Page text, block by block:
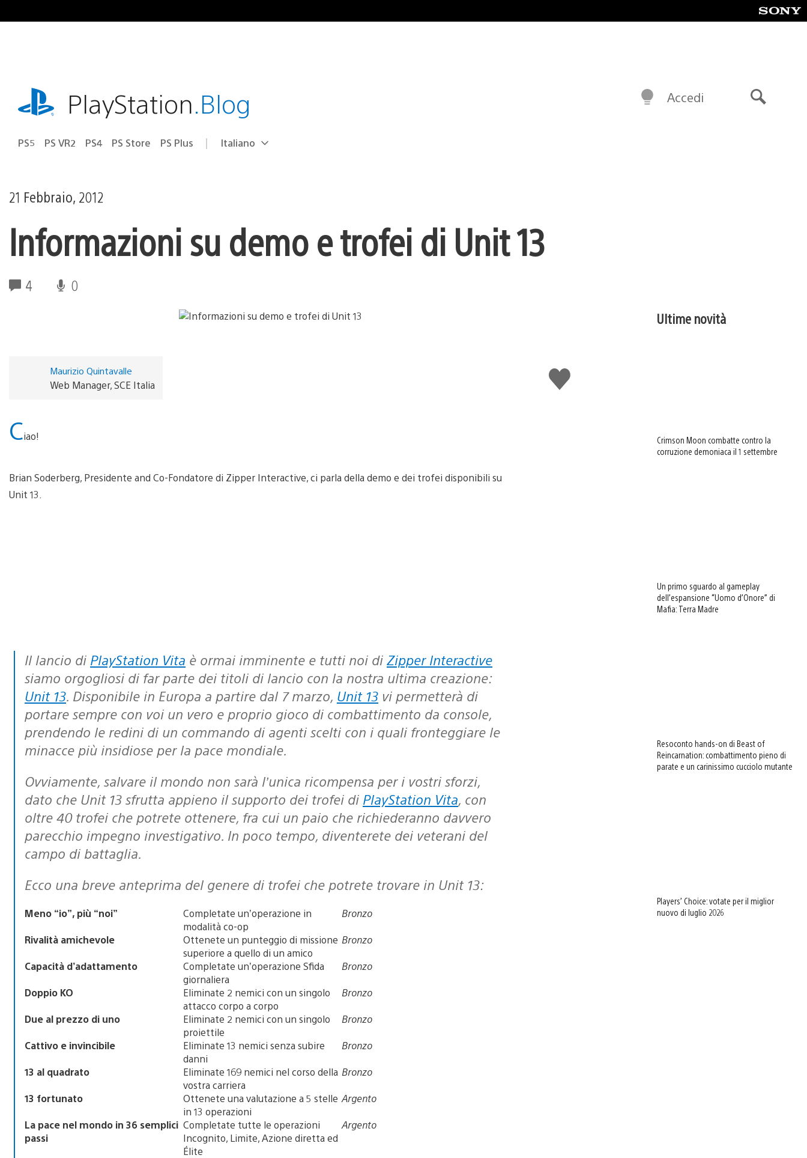
al
playstation.comPlayStation.Blog
PS5 PS VR2 PS4 PS Store PS Plus Seleziona
Regione
Italiano
Accedi
21 Febbraio, 2012
Informazioni su demo e trofei di Unit 13
4 0
Mi
piace
Maurizio Quintavalle
Web Manager, SCE Italia
Ciao!
Brian Soderberg, Presidente and Co-Fondatore di Zipper Interactive, ci parla della demo e dei trofei disponibili su
Unit 13.
Il lancio di PlayStation Vita è ormai imminente e tutti noi di Zipper Interactive
siamo orgogliosi di far parte dei titoli di lancio con la nostra ultima creazione:
Unit 13. Disponibile in Europa a partire dal 7 marzo, Unit 13 vi permetterà di
portare sempre con voi un vero e proprio gioco di combattimento da console,
prendendo le redini di un commando di agenti scelti con i quali fronteggiare le
minacce più insidiose per la pace mondiale.
Ovviamente, salvare il mondo non sarà l’unica ricompensa per i vostri sforzi,
dato che Unit 13 sfrutta appieno il supporto dei trofei di PlayStation Vita, con
oltre 40 trofei che potrete ottenere, fra cui un paio che richiederanno davvero
parecchio impegno investigativo. In poco tempo, diventerete dei veterani del
campo di battaglia.
Ecco una breve anteprima del genere di trofei che potrete trovare in Unit 13:
Meno “io”, più “noi”
Completate un’operazione in
modalità co-op
Bronzo
Rivalità amichevole
Ottenete un punteggio di missione
superiore a quello di un amico
Bronzo
Capacità d’adattamento
Completate un’operazione Sfida
giornaliera
Bronzo
Doppio KO
Eliminate 2 nemici con un singolo
attacco corpo a corpo
Bronzo
Due al prezzo di uno
Eliminate 2 nemici con un singolo
proiettile
Bronzo
Cattivo e invincibile
Eliminate 13 nemici senza subire
danni
Bronzo
13 al quadrato
Eliminate 169 nemici nel corso della
vostra carriera
Bronzo
13 fortunato
Ottenete una valutazione a 5 stelle
in 13 operazioni
Argento
La pace nel mondo in 36 semplici
passi
Completate tutte le operazioni
Incognito, Limite, Azione diretta ed
Élite
Argento
Ultime novità
Crimson Moon combatte contro la
corruzione demoniaca il 1 settembre
Un primo sguardo al gameplay
dell’espansione “Uomo d’Onore” di
Mafia: Terra Madre
Resoconto hands-on di Beast of
Reincarnation: combattimento pieno di
parate e un carinissimo cucciolo mutante
Players’ Choice: votate per il miglior
nuovo di luglio 2026